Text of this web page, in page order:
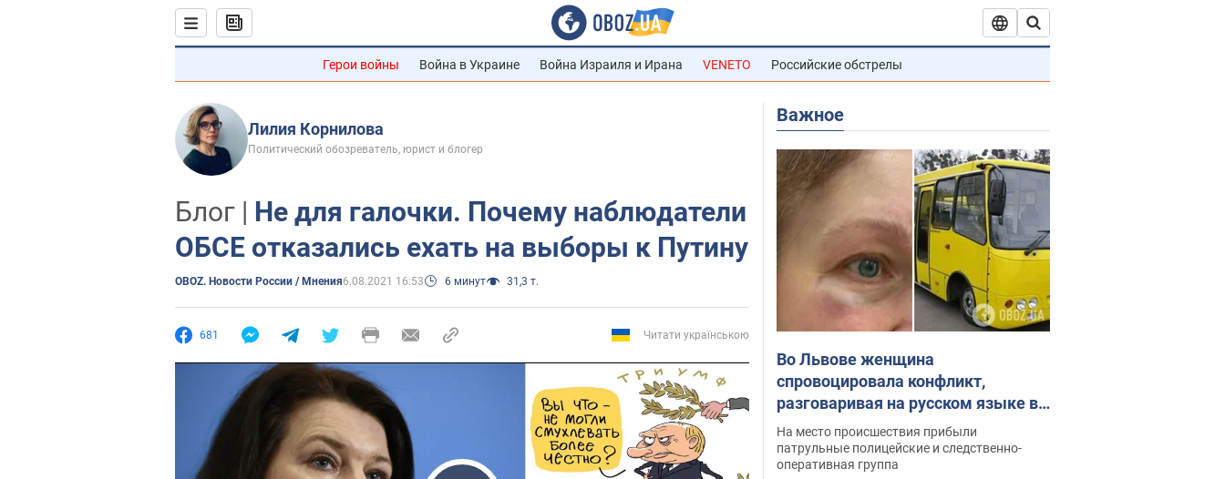
Герои войны Война в Украине Война Израиля и Ирана VENETO Российские обстрелы
Лилия Корнилова
Политический обозреватель, юрист и блогер
Блог | Не для галочки. Почему наблюдатели
ОБСЕ отказались ехать на выборы к Путину
OBOZ. Новости России / Мнения6.08.2021 16:53 6 минут 31,3 т.
681 Читати українською
Важное
Во Львове женщина
спровоцировала конфликт,
разговаривая на русском языке в
маршрутке: полиция составила
административный протокол.
Видео
На место происшествия прибыли
патрульные полицейские и следственно-
оперативная группа